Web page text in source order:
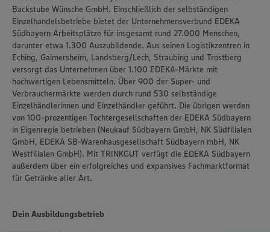
Backstube Wünsche GmbH. Einschließlich der selbständigen
Einzelhandelsbetriebe bietet der Unternehmensverbund EDEKA
Südbayern Arbeitsplätze für insgesamt rund 27.000 Menschen,
darunter etwa 1.300 Auszubildende. Aus seinen Logistikzentren in
Eching, Gaimersheim, Landsberg/Lech, Straubing und Trostberg
versorgt das Unternehmen über 1.100 EDEKA-Märkte mit
hochwertigen Lebensmitteln. Über 900 der Super- und
Verbrauchermärkte werden durch rund 530 selbständige
Einzelhändlerinnen und Einzelhändler geführt. Die übrigen werden
von 100-prozentigen Tochtergesellschaften der EDEKA Südbayern
in Eigenregie betrieben (Neukauf Südbayern GmbH, NK Südfilialen
GmbH, EDEKA SB-Warenhausgesellschaft Südbayern mbH, NK
Westfilialen GmbH). Mit TRINKGUT verfügt die EDEKA Südbayern
außerdem über ein erfolgreiches und expansives Fachmarktformat
für Getränke aller Art.
Dein Ausbildungsbetrieb